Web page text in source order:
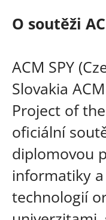
O soutěži
ACM SPY
Slovakia
Project of
oficiální
diplomovou
informatiky
technologií